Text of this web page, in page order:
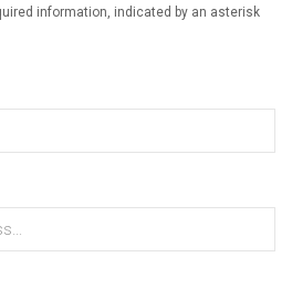
information, indicated by an asterisk